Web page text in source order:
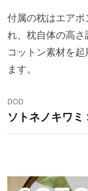
付属の枕はエア
れ、枕自体の高
コットン素材を
ます。
DOD
ソトネノキワミ